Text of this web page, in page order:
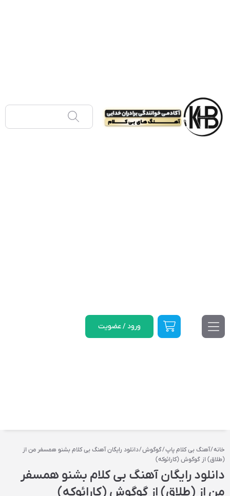
ورود / عضویت
خانه/آهنگ بی کلام پاپ/گوگوش/ دانلود رایگان آهنگ بی کلام بشنو همسفر من از
(طلاق) از گوگوش (کارائوکه)
دانلود رایگان آهنگ بی کلام بشنو همسفر
من از (طلاق) از گوگوش (کارائوکه)